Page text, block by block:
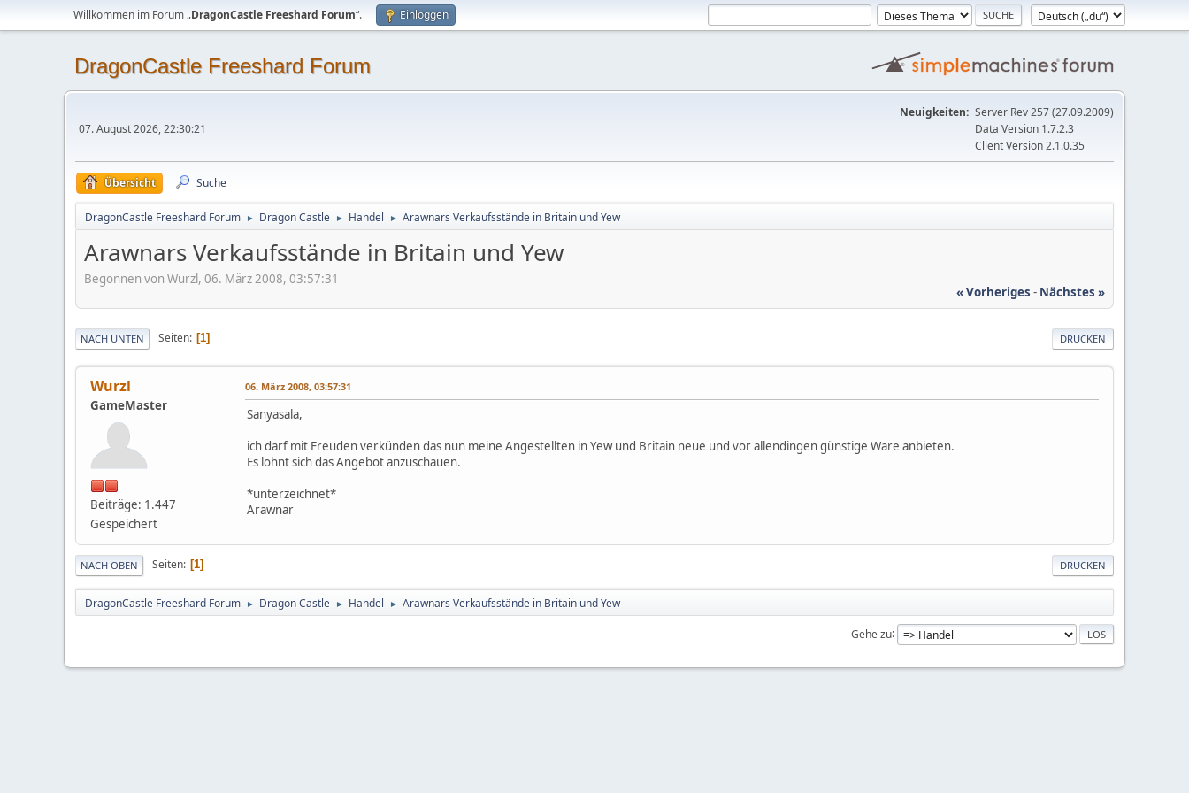
Willkommen im Forum „DragonCastle Freeshard Forum“. Einloggen
DragonCastle Freeshard Forum
07. August 2026, 22:30:21
Neuigkeiten: Server Rev 257 (27.09.2009)
Data Version 1.7.2.3
Client Version 2.1.0.35
Übersicht Suche
DragonCastle Freeshard Forum ► Dragon Castle ► Handel ► Arawnars Verkaufsstände in Britain und Yew
Arawnars Verkaufsstände in Britain und Yew
Begonnen von Wurzl, 06. März 2008, 03:57:31
« Vorheriges - Nächstes »
DRUCKEN
NACH UNTEN Seiten 1
Wurzl
GameMaster
Beiträge: 1.447
Gespeichert
06. März 2008, 03:57:31
Sanyasala,
ich darf mit Freuden verkünden das nun meine Angestellten in Yew und Britain neue und vor allendingen günstige Ware anbieten.
Es lohnt sich das Angebot anzuschauen.
*unterzeichnet*
Arawnar
DRUCKEN
NACH OBEN Seiten 1
DragonCastle Freeshard Forum ► Dragon Castle ► Handel ► Arawnars Verkaufsstände in Britain und Yew
Gehe zu